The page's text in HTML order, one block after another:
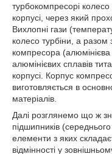
турбокомпресорі
корпусі, через який
Вихлопні гази
колесо турбіни, а
компресора (алюмінієва
алюмінієвих сплавів
корпусі. Корпус
виготовляється в
матеріалів.
Далі розглянемо що ж
підшипників
елементи з яких
відмінності у